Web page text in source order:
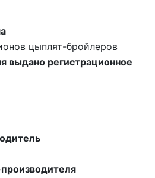
цыплят-бройлеров
выдано регистрационное